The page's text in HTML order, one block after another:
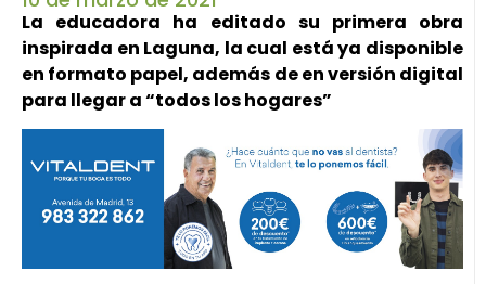
La educadora ha editado su primera obra
inspirada en Laguna, la cual está ya disponible
en formato papel, además de en versión digital
para llegar a “todos los hogares”